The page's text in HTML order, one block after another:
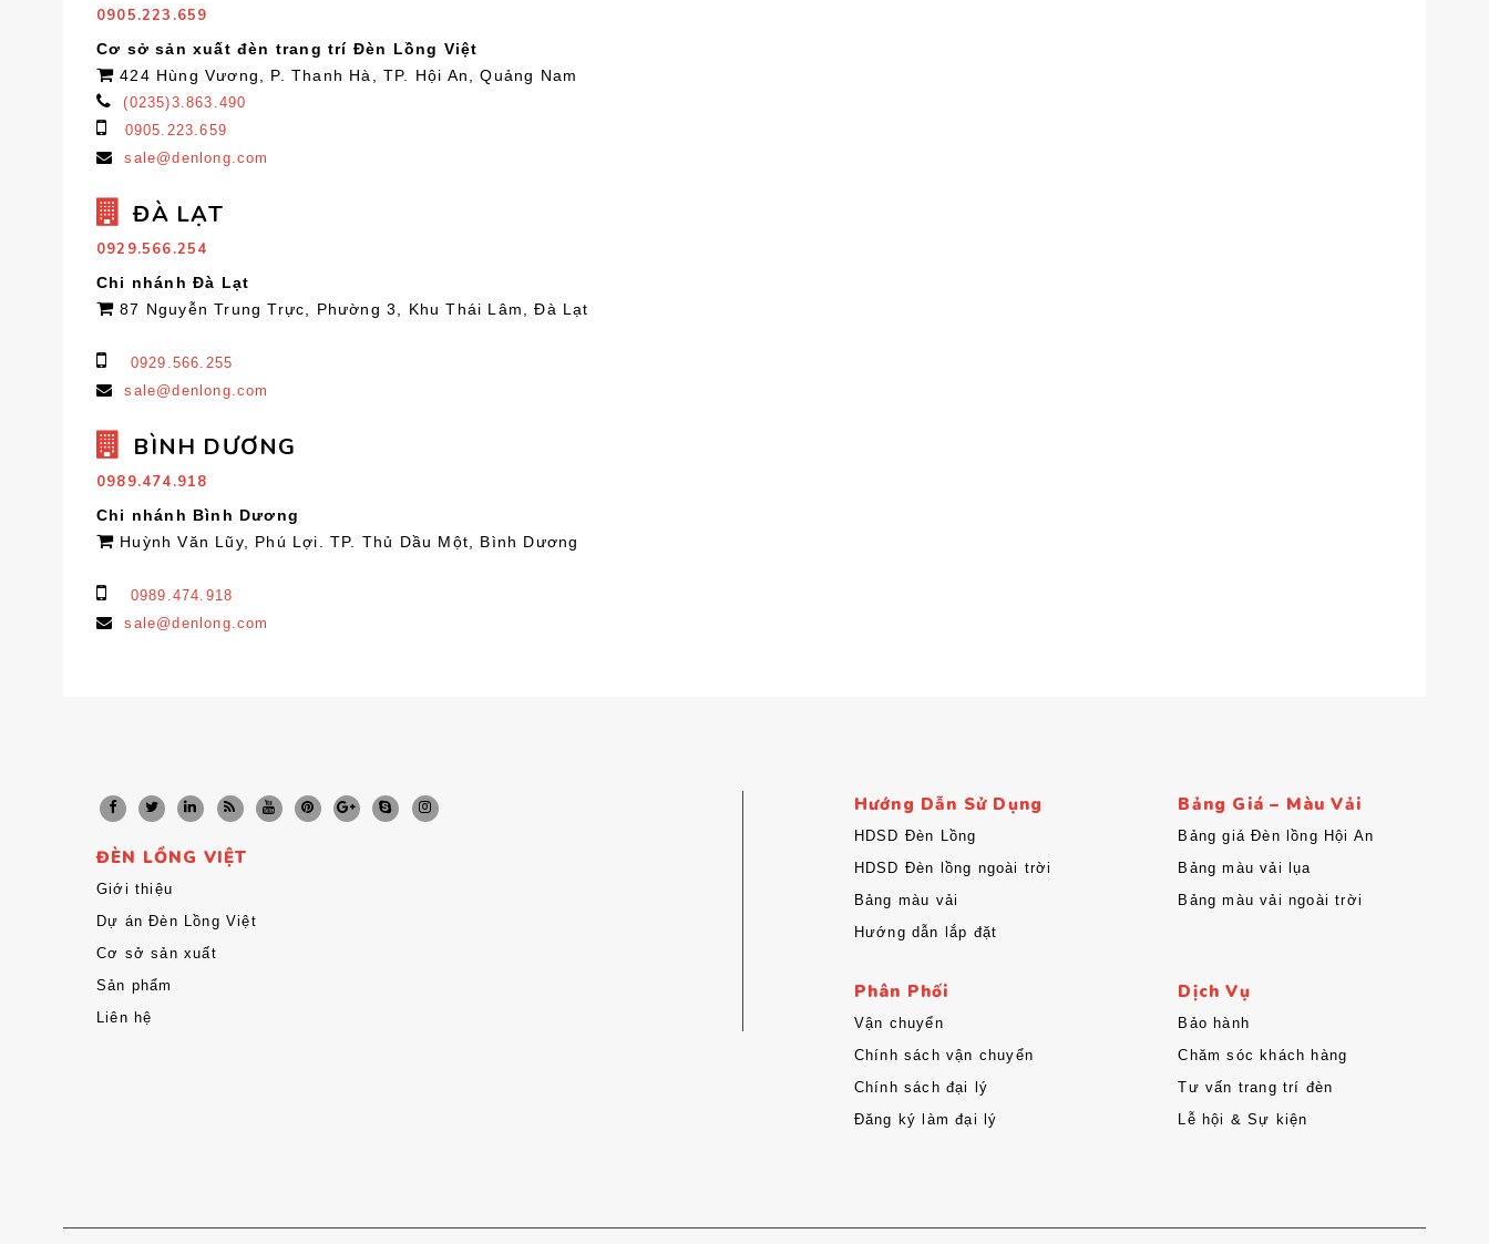
0905.223.659
Cơ sở sản xuất đèn trang trí Đèn Lồng Việt
424 Hùng Vương, P. Thanh Hà, TP. Hội An, Quảng Nam
(0235)3.863.490
0905.223.659
sale@denlong.com
ĐÀ LẠT
0929.566.254
Chi nhánh Đà Lạt
87 Nguyễn Trung Trực, Phường 3, Khu Thái Lâm, Đà Lạt
0929.566.255
sale@denlong.com
BÌNH DƯƠNG
0989.474.918
Chi nhánh Bình Dương
Huỳnh Văn Lũy, Phú Lợi. TP. Thủ Dầu Một, Bình Dương
0989.474.918
sale@denlong.com
ĐÈN LỒNG VIỆT
Giới thiệu
Dự án Đèn Lồng Việt
Cơ sở sản xuất
Sản phẩm
Liên hệ
Hướng Dẫn Sử Dụng
HDSD Đèn Lồng
HDSD Đèn lồng ngoài trời
Bảng màu vải
Hướng dẫn lắp đặt
Phân Phối
Vận chuyển
Chính sách vận chuyển
Chính sách đại lý
Đăng ký làm đại lý
Bảng Giá – Màu Vải
Bảng giá Đèn lồng Hội An
Bảng màu vải lụa
Bảng màu vải ngoài trời
Dịch Vụ
Bảo hành
Chăm sóc khách hàng
Tư vấn trang trí đèn
Lễ hội & Sự kiện